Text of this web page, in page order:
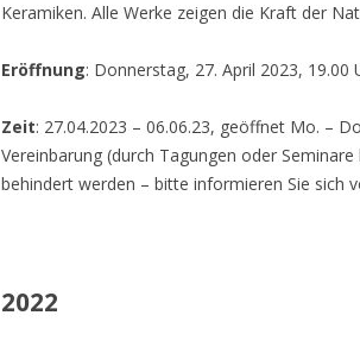
Keramiken. Alle Werke zeigen die Kraft der
Eröffnung: Donnerstag, 27. April 2023, 19.00
Zeit: 27.04.2023 – 06.06.23, geöffnet Mo. –
Vereinbarung (durch Tagungen oder
behindert werden – bitte informieren Sie sich
2022